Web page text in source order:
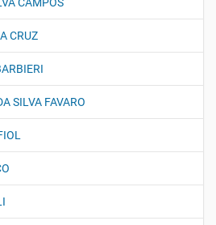
CRUZ
SILVA FAVARO